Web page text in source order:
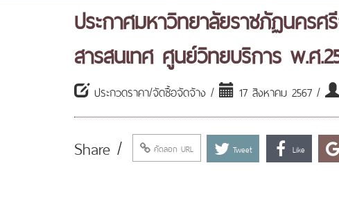
ประกาศมหาวิทยาลัยราชภัฏนคร
สารสนเทศ ศูนย์วิทยบริการ พ.ศ
ประกวดราคา/จัดซื้อจัดจ้าง / 17 สิงหาคม 2567 /
Share / คัดลอก URL Tweet Like